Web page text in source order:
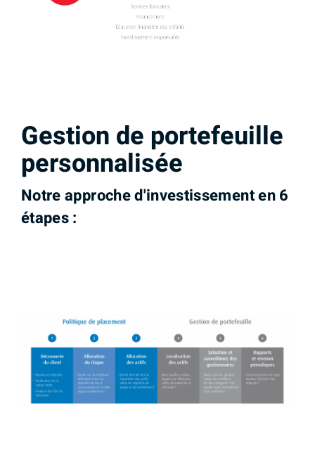
Gestion de portefeuille
personnalisée
Notre approche d'investissement en 6
étapes :